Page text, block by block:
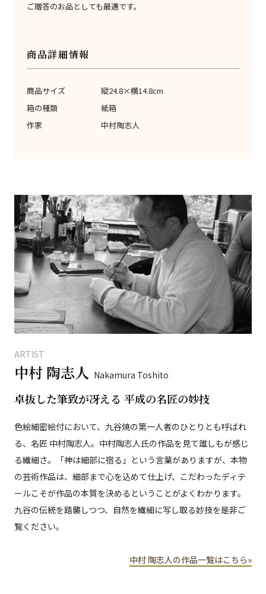
ご贈答のお品としても最適です。
商品詳細情報
商品サイズ
縦24.8×横14.8cm
箱の種類
紙箱
作家
中村陶志人
ARTIST
中村 陶志人 Nakamura Toshito
卓抜した筆致が冴える 平成の名匠の妙技
色絵細密絵付において、九谷焼の第一人者のひとりとも呼ばれ
る、名匠 中村陶志人。中村陶志人氏の作品を見て誰しもが感じ
る繊細さ。「神は細部に宿る」という言葉がありますが、本物
の芸術作品は、細部まで心を込めて仕上げ、こだわったディテ
ールこそが作品の本質を決めるということがよくわかります。
九谷の伝統を踏襲しつつ、自然を繊細に写し取る妙技を是非ご
覧ください。
中村 陶志人の作品一覧はこちら»